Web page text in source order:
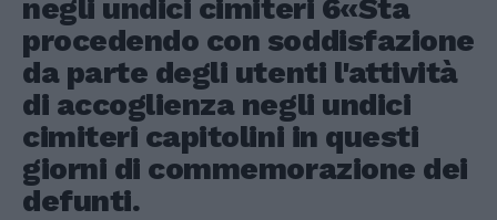
negli undici cimiteri 6«Sta
procedendo con soddisfazione
da parte degli utenti l'attività
di accoglienza negli undici
cimiteri capitolini in questi
giorni di commemorazione dei
defunti.